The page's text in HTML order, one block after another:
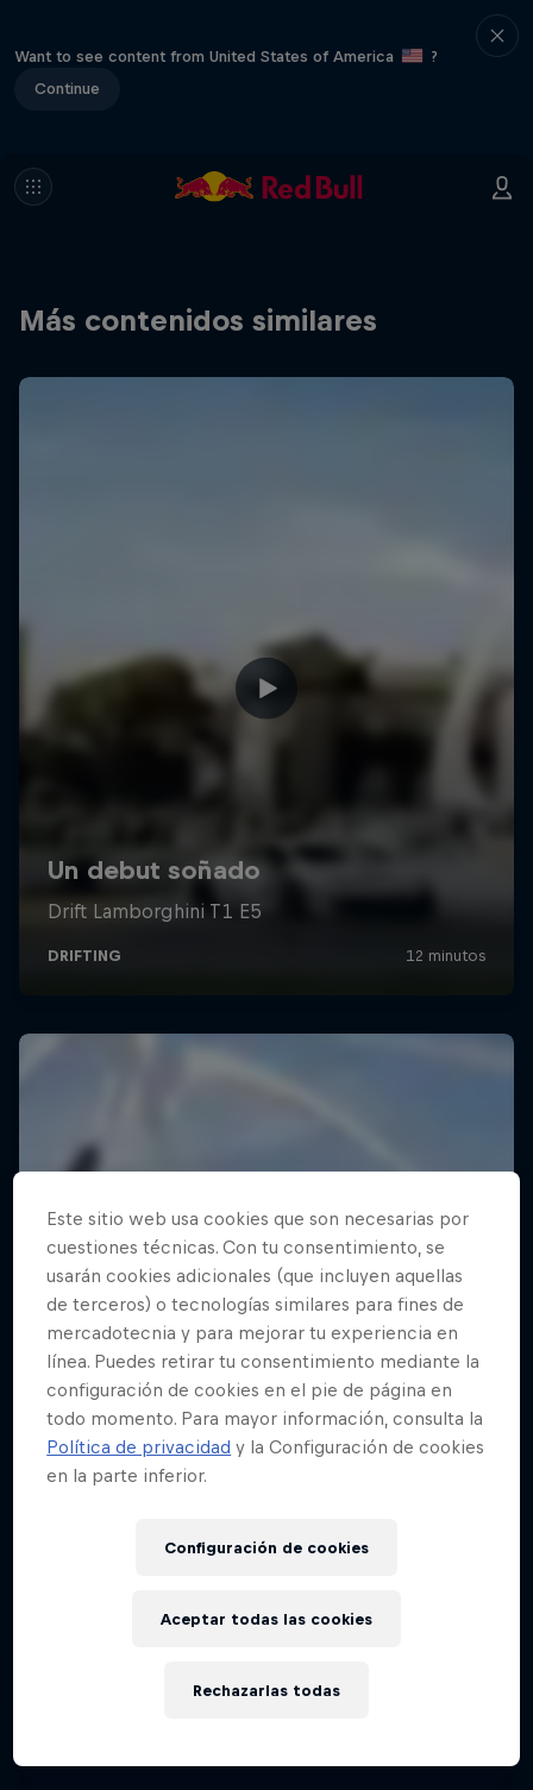
Want to see content from United States of America
?
Continue
Más contenidos similares
Este sitio web usa cookies que son necesarias por
cuestiones técnicas. Con tu consentimiento, se
usarán cookies adicionales (que incluyen aquellas
de terceros) o tecnologías similares para fines de
mercadotecnia y para mejorar tu experiencia en
línea. Puedes retirar tu consentimiento mediante la
configuración de cookies en el pie de página en
todo momento. Para mayor información, consulta la
Política de privacidad y la Configuración de cookies
en la parte inferior.
Configuración de cookies
Rechazarlas todas
Aceptar todas las cookies